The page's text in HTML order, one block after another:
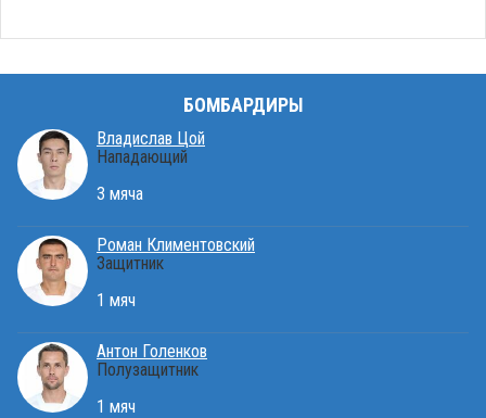
БОМБАРДИРЫ
Владислав Цой
Нападающий
3 мяча
Роман Климентовский
Защитник
1 мяч
Антон Голенков
Полузащитник
1 мяч